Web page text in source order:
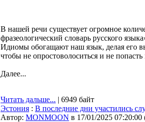
В нашей речи существует огромное
фразеологический словарь русского
Идиомы обогащают наш язык, делая его
чтобы не опростоволоситься и не попасть
Далее...
Читать дальше... | 6949 байт
Эстония : В последние дни участились
Автор: MONMOON в 17/01/2025 07:20:00